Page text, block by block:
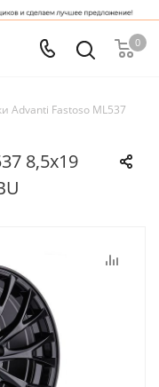
0
Advanti Fastoso ML537
8,5x19